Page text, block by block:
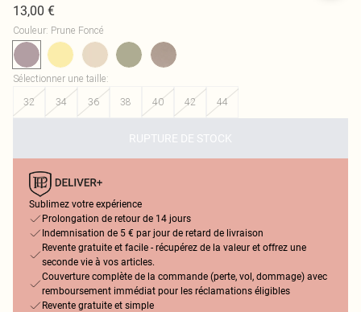
13,00 €
Couleur: Prune Foncé
Sélectionner une taille:
32
34 36 38 40 42 44
RUPTURE DE STOCK
Sublimez votre expérience
Prolongation de retour de 14 jours
Indemnisation de 5 € par jour de retard de livraison
Revente gratuite et facile - récupérez de la valeur et offrez une
seconde vie à vos articles.
Couverture complète de la commande (perte, vol, dommage) avec
remboursement immédiat pour les réclamations éligibles
Revente gratuite et simple